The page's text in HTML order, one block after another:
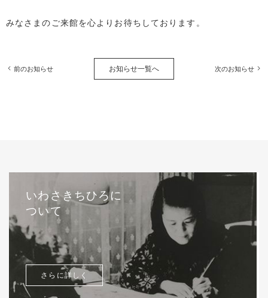
みなさまのご来館を心よりお待ちしております。
前のお知らせ お知らせ一覧へ 次のお知らせ
いわさきちひろに
ついて
さらに詳しく